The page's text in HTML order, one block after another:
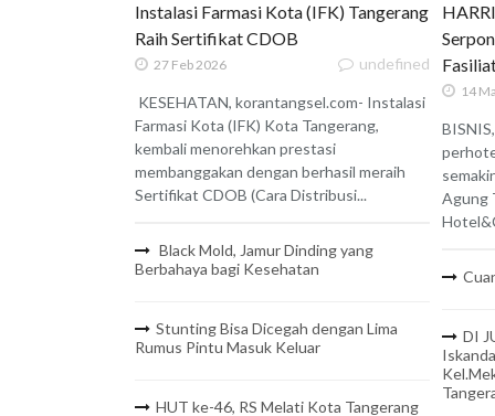
Instalasi Farmasi Kota (IFK) Tangerang
Raih Sertifikat CDOB
27 Feb 2026 undefined
KESEHATAN, korantangsel.com- Instalasi
Farmasi Kota (IFK) Kota Tangerang,
kembali menorehkan prestasi
membanggakan dengan berhasil meraih
Sertifikat CDOB (Cara Distribusi...
Black Mold, Jamur Dinding yang
Berbahaya bagi Kesehatan
Stunting Bisa Dicegah dengan Lima
Rumus Pintu Masuk Keluar
HUT ke-46, RS Melati Kota Tangerang
14
Agung
DI